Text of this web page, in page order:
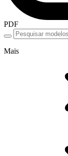
PDF
Mais